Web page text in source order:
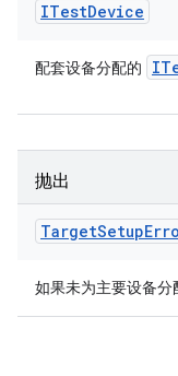
ITestDevice
配套设备分配的
抛出
TargetSetup
如果未为主要设备分